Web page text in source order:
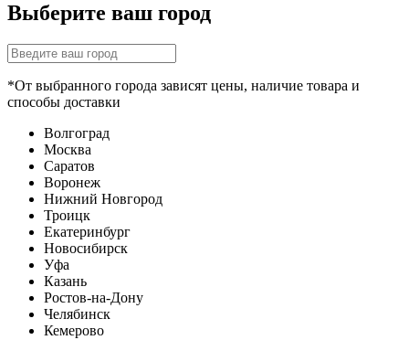
Выберите ваш город
*От выбранного города зависят цены, наличие товара и
способы доставки
Волгоград
Москва
Саратов
Воронеж
Нижний Новгород
Троицк
Екатеринбург
Новосибирск
Уфа
Казань
Ростов-на-Дону
Челябинск
Кемерово